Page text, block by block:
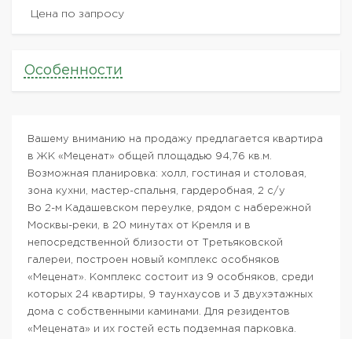
Цена по запросу
Особенности
Вашему вниманию на продажу предлагается квартира
в ЖК «Меценат» общей площадью 94,76 кв.м.
Возможная планировка: холл, гостиная и столовая,
зона кухни, мастер-спальня, гардеробная, 2 с/у
Во 2-м Кадашевском переулке, рядом с набережной
Москвы-реки, в 20 минутах от Кремля и в
непосредственной близости от Третьяковской
галереи, построен новый комплекс особняков
«Меценат». Комплекс состоит из 9 особняков, среди
которых 24 квартиры, 9 таунхаусов и 3 двухэтажных
дома с собственными каминами. Для резидентов
«Мецената» и их гостей есть подземная парковка.